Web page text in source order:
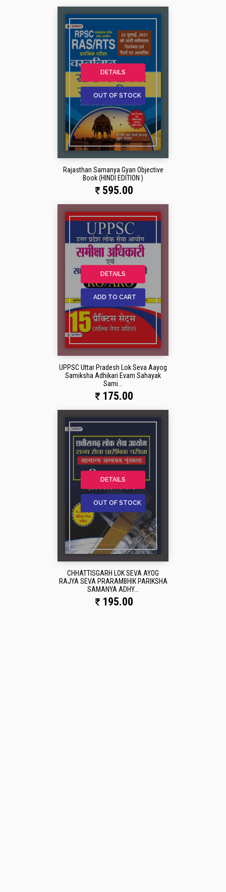
DETAILS
OUT OF STOCK
Rajasthan Samanya Gyan Objective
Book (HINDI EDITION )
595.00
DETAILS
ADD TO CART
UPPSC Uttar Pradesh Lok Seva Aayog
Samiksha Adhikari Evam Sahayak
Sami...
175.00
DETAILS
OUT OF STOCK
CHHATTISGARH LOK SEVA AYOG
RAJYA SEVA PRARAMBHIK PARIKSHA
SAMANYA ADHY...
195.00